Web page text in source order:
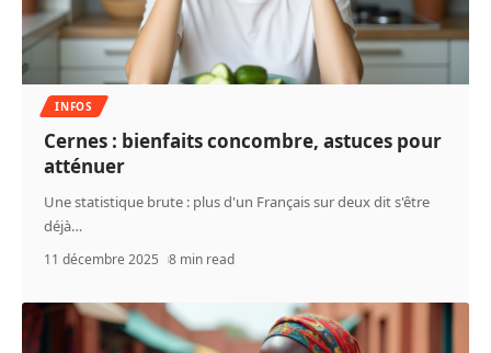
INFOS
Cernes : bienfaits concombre, astuces pour
atténuer
Une statistique brute : plus d'un Français sur deux dit s'être
déjà…
11 décembre 2025 8 min read